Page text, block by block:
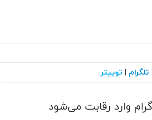
| تلگرام | توییتر
وارد رقابت می‌شود